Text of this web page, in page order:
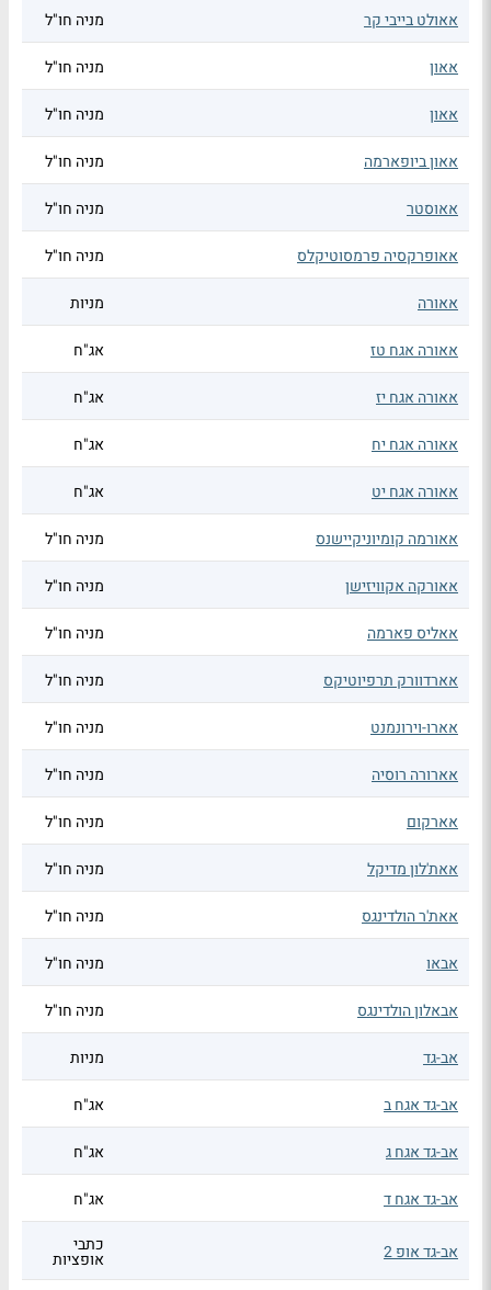
אאולט בייבי קר מניה חו"ל
אאון מניה חו"ל
אאון מניה חו"ל
אאון ביופארמה מניה חו"ל
אאוסטר מניה חו"ל
אאופרקסיה פרמסוטיקלס מניה חו"ל
אאורה מניות
אאורה אגח טז אג"ח
אאורה אגח יז אג"ח
אאורה אגח יח אג"ח
אאורה אגח יט אג"ח
אאורמה קומיוניקיישנס מניה חו"ל
אאורקה אקוויזישן מניה חו"ל
אאליס פארמה מניה חו"ל
אארדוורק תרפיוטיקס מניה חו"ל
אארו-וירונמנט מניה חו"ל
אארורה רוסיה מניה חו"ל
אארקום מניה חו"ל
אאת'לון מדיקל מניה חו"ל
אאת'ר הולדינגס מניה חו"ל
אבאו מניה חו"ל
אבאלון הולדינגס מניה חו"ל
אב-גד מניות
אב-גד אגח ב אג"ח
אב-גד אגח ג אג"ח
אב-גד אגח ד אג"ח
אב-גד אופ 2 כתבי
אופציות